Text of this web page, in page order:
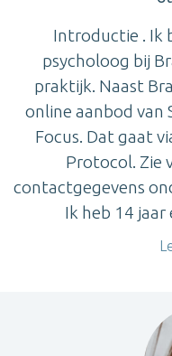
Introductie . Ik
psycholoog bij
praktijk. Naast
online aanbod van
Focus. Dat gaat
Protocol. Zie
contactgegevens
Ik heb 14 jaar